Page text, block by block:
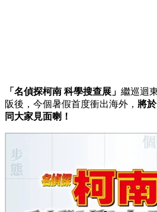
「名偵探柯南 科學搜查展」 繼巡迴
阪後，今個暑假首度衝出海外， 將
同大家見面喇！